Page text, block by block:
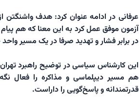
عرفانی در ادامه عنوان کرد: هدف واشنگتن
آزمون موفق عمل کرد به این معنا که هم
در برابر فشار و تهدید صرفا در یک مسیر
این کارشناس سیاسی در توضیح راهبرد
هم مسیر دیپلماسی و مذاکره را فعال
قدرتمندانه و پاسخ‌گویی را داراست.